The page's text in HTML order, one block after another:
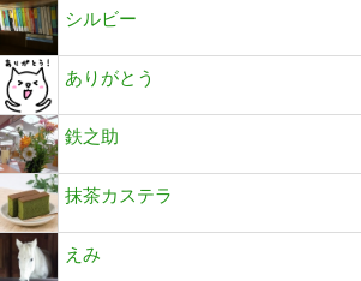
シルビー
ありがとう
鉄之助
抹茶カステラ
えみ